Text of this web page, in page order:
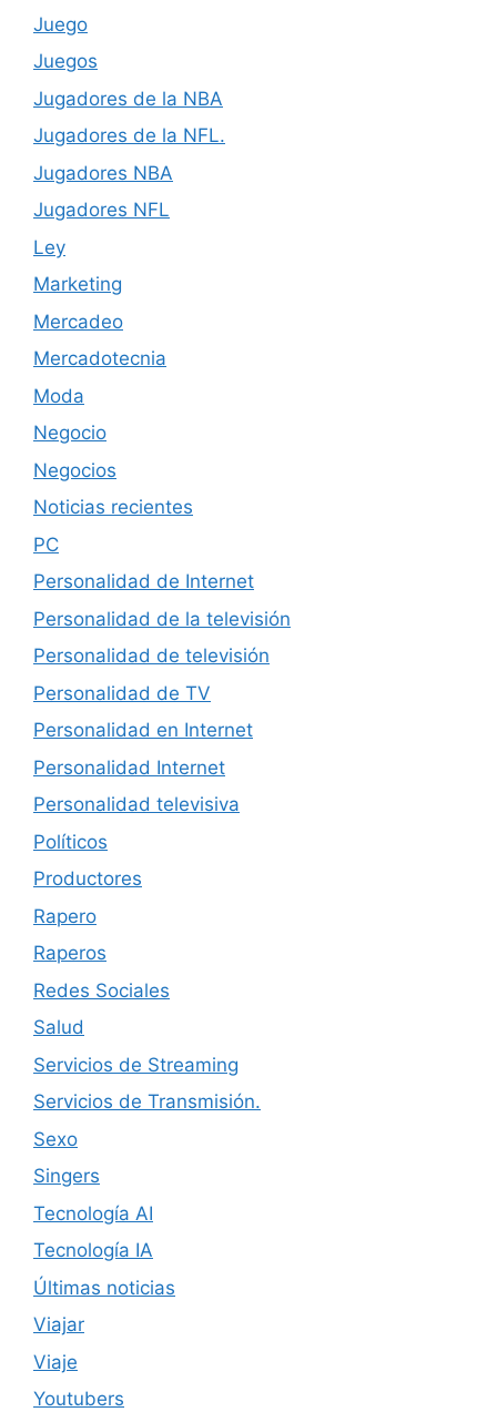
Juego
Juegos
Jugadores de la NBA
Jugadores de la NFL.
Jugadores NBA
Jugadores NFL
Ley
Marketing
Mercadeo
Mercadotecnia
Moda
Negocio
Negocios
Noticias recientes
PC
Personalidad de Internet
Personalidad de la televisión
Personalidad de televisión
Personalidad de TV
Personalidad en Internet
Personalidad Internet
Personalidad televisiva
Políticos
Productores
Rapero
Raperos
Redes Sociales
Salud
Servicios de Streaming
Servicios de Transmisión.
Sexo
Singers
Tecnología AI
Tecnología IA
Últimas noticias
Viajar
Viaje
Youtubers